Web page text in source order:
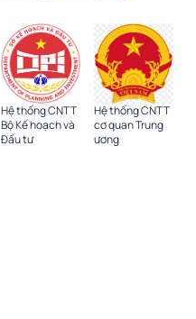
Hệ thống CNTT
Bộ Kế hoạch và
Đầu tư
Hệ thống CNTT
cơ quan Trung
ương